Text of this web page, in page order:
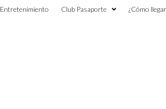
Entretenimiento Club Pasaporte ¿Cómo